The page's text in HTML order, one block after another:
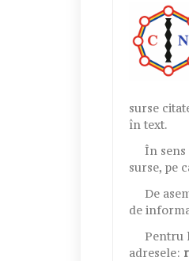
surse
în text.
În sens
surse, pe
De
de
Pentru
adresele: